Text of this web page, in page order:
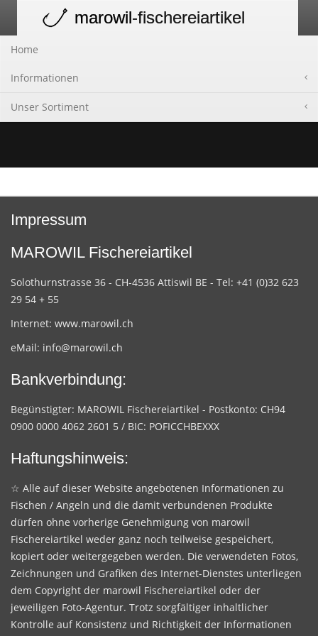
navigation
marowil-fischereiartikel
Home
Informationen
Unser Sortiment
Impressum
MAROWIL Fischereiartikel
Solothurnstrasse 36 - CH-4536 Attiswil BE - Tel: +41 (0)32 623
29 54 + 55
Internet: www.marowil.ch
eMail: info@marowil.ch
Bankverbindung:
Begünstigter: MAROWIL Fischereiartikel - Postkonto: CH94
0900 0000 4062 2601 5 / BIC: POFICCHBEXXX
Haftungshinweis:
☆ Alle auf dieser Website angebotenen Informationen zu
Fischen / Angeln und die damit verbundenen Produkte
dürfen ohne vorherige Genehmigung von marowil
Fischereiartikel weder ganz noch teilweise gespeichert,
kopiert oder weitergegeben werden. Die verwendeten Fotos,
Zeichnungen und Grafiken des Internet-Dienstes unterliegen
dem Copyright der marowil Fischereiartikel oder der
jeweiligen Foto-Agentur. Trotz sorgfältiger inhaltlicher
Kontrolle auf Konsistenz und Richtigkeit der Informationen